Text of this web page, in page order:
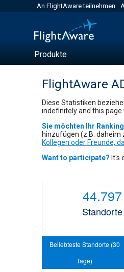
An FlightAware teilnehmen
Produkte
FlightAware
Diese Statistiken
indefinitely and this
Sie möchten Ihr
hinzufügen (z.B.
Kollegen oder Freunde,
Want to participate? It's
44.797
Standorte
Beliebteste Standorte (30
Tage)